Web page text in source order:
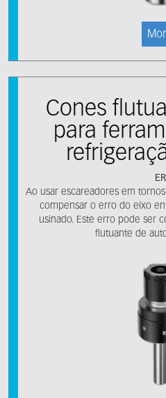
Cones
para
ER
Ao usar escareadores em
compensar o erro do eixo
usinado. Este erro pode ser
flutuante de